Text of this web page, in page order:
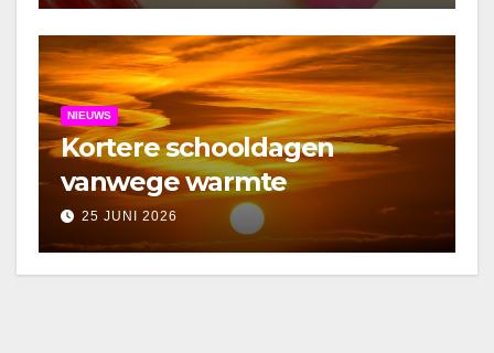
NIEUWS
Kortere schooldagen
vanwege warmte
25 JUNI 2026